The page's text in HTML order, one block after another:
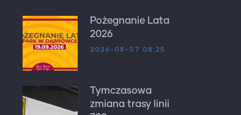
Pożegnanie Lata
2026
2026-08-07 08:25
Tymczasowa
zmiana trasy linii